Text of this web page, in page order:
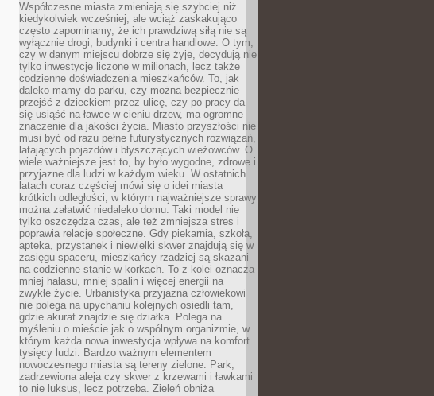
Współczesne miasta zmieniają się szybciej niż
kiedykolwiek wcześniej, ale wciąż zaskakująco
często zapominamy, że ich prawdziwą siłą nie są
wyłącznie drogi, budynki i centra handlowe. O tym,
czy w danym miejscu dobrze się żyje, decydują nie
tylko inwestycje liczone w milionach, lecz także
codzienne doświadczenia mieszkańców. To, jak
daleko mamy do parku, czy można bezpiecznie
przejść z dzieckiem przez ulicę, czy po pracy da
się usiąść na ławce w cieniu drzew, ma ogromne
znaczenie dla jakości życia. Miasto przyszłości nie
musi być od razu pełne futurystycznych rozwiązań,
latających pojazdów i błyszczących wieżowców. O
wiele ważniejsze jest to, by było wygodne, zdrowe i
przyjazne dla ludzi w każdym wieku. W ostatnich
latach coraz częściej mówi się o idei miasta
krótkich odległości, w którym najważniejsze sprawy
można załatwić niedaleko domu. Taki model nie
tylko oszczędza czas, ale też zmniejsza stres i
poprawia relacje społeczne. Gdy piekarnia, szkoła,
apteka, przystanek i niewielki skwer znajdują się w
zasięgu spaceru, mieszkańcy rzadziej są skazani
na codzienne stanie w korkach. To z kolei oznacza
mniej hałasu, mniej spalin i więcej energii na
zwykłe życie. Urbanistyka przyjazna człowiekowi
nie polega na upychaniu kolejnych osiedli tam,
gdzie akurat znajdzie się działka. Polega na
myśleniu o mieście jak o wspólnym organizmie, w
którym każda nowa inwestycja wpływa na komfort
tysięcy ludzi. Bardzo ważnym elementem
nowoczesnego miasta są tereny zielone. Park,
zadrzewiona aleja czy skwer z krzewami i ławkami
to nie luksus, lecz potrzeba. Zieleń obniża